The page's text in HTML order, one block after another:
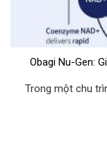
Obagi Nu-Gen:
Trong một chu